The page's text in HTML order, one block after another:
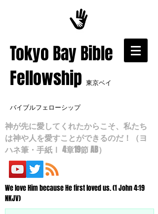
​Tokyo Bay Bible
Fellowship 東京ベイ
バイブルフェローシップ
神が先に愛してくれたからこそ、私たち
は神や人を愛すことができるのだ！（ヨ
ハネ筆・手紙Ⅰ 4章19節 AB）
We love Him because He first loved us. (1 John 4:19
NKJV)